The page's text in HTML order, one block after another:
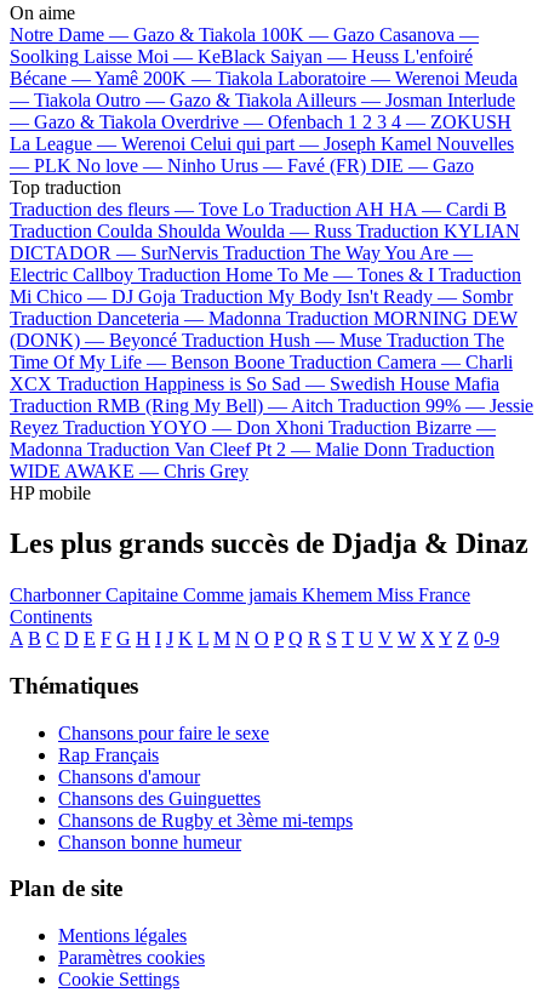
On aime
Notre Dame — Gazo & Tiakola 100K — Gazo Casanova —
Soolking Laisse Moi — KeBlack Saiyan — Heuss L'enfoiré
Bécane —Yamê 200K — Tiakola Laboratoire — Werenoi Meuda
— Tiakola Outro — Gazo & Tiakola Ailleurs — Josman Interlude
— Gazo & Tiakola Overdrive — Ofenbach 1 2 3 4 — ZOKUSH
La League — Werenoi Celui qui part — Joseph Kamel Nouvelles
— PLK No love — Ninho Urus — Favé (FR) DIE — Gazo
Top traduction
Traduction des fleurs — Tove Lo Traduction AH HA — Cardi B
Traduction Coulda Shoulda Woulda — Russ Traduction KYLIAN
DICTADOR — SurNervis Traduction The Way You Are —
Electric Callboy Traduction Home To Me — Tones & I Traduction
Mi Chico — DJ Goja Traduction My Body Isn't Ready — Sombr
Traduction Danceteria — Madonna Traduction MORNING DEW
(DONK) — Beyoncé Traduction Hush — Muse Traduction The
Time Of My Life — Benson Boone Traduction Camera — Charli
XCX Traduction Happiness is So Sad — Swedish House Mafia
Traduction RMB (Ring My Bell) — Aitch Traduction 99% — Jessie
Reyez Traduction YOYO — Don Xhoni Traduction Bizarre —
Madonna Traduction Van Cleef Pt 2 — Malie Donn Traduction
WIDE AWAKE — Chris Grey
HP mobile
Les plus grands succès de Djadja & Dinaz
CharbonnerCapitaine Comme jamais Khemem Miss France
Continents
A B C D E F G H I J K L M N O P Q R S T U V W X Y Z 0-9
Thématiques
Chansons pour faire le sexe
Rap Français
Chansons d'amour
Chansons des Guinguettes
Chansons de Rugby et 3ème mi-temps
Chanson bonne humeur
Plan de site
Mentions légales
Paramètres cookies
Cookie Settings